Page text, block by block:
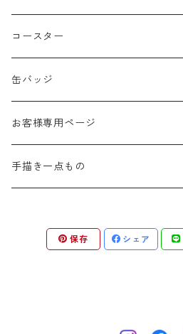
春
夏
秋
冬
コースター
缶バッジ
お客様専用ページ
手描き一点もの
手描きウォールポケット
保存 シェア